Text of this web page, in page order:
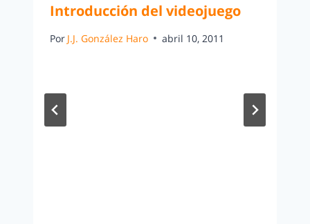
Introducción del videojuego
Por J.J. González Haro abril 10, 2011